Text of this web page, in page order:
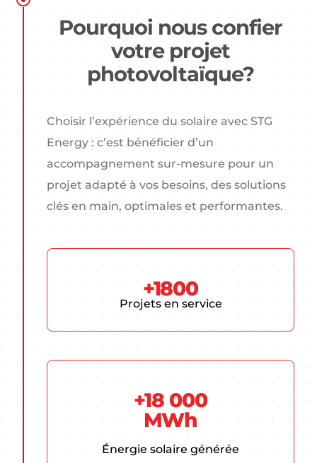
Pourquoi nous confier
votre projet
photovoltaïque?
Choisir l’expérience du solaire avec STG
Energy : c’est bénéficier d’un
accompagnement sur-mesure pour un
projet adapté à vos besoins, des solutions
clés en main, optimales et performantes.
+1800
Projets en service
+18 000
MWh
Énergie solaire générée